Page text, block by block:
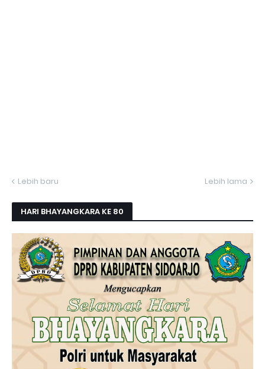
Lebih baru Lebih lama
HARI BHAYANGKARA KE 80